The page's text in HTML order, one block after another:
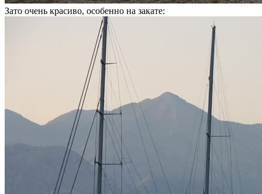
Зато очень красиво, особенно на закате: